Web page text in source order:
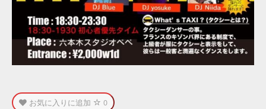
お気に入りに追加 0